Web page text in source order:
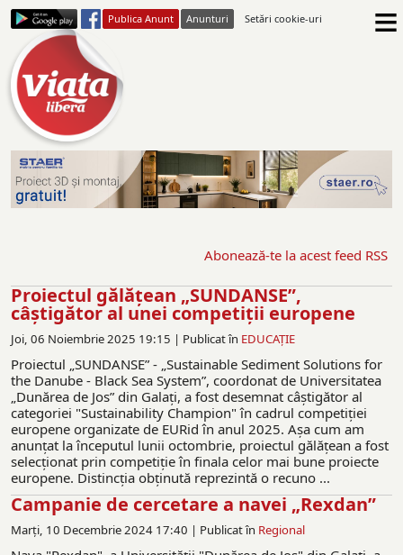
Publica Anunt Anunturi Setări cookie-uri ≡
Abonează-te la acest feed RSS
Proiectul gălăţean „SUNDANSE”,
câștigător al unei competiții europene
Joi, 06 Noiembrie 2025 19:15 | Publicat în EDUCAŢIE
Proiectul „SUNDANSE” - „Sustainable Sediment Solutions for
the Danube - Black Sea System”, coordonat de Universitatea
„Dunărea de Jos” din Galați, a fost desemnat câștigător al
categoriei "Sustainability Champion" în cadrul competiției
europene organizate de EURid în anul 2025. Așa cum am
anunțat la începutul lunii octombrie, proiectul gălăţean a fost
selecționat prin competiție în finala celor mai bune proiecte
europene. Distincția obținută reprezintă o recuno ...
Campanie de cercetare a navei „Rexdan”
Marți, 10 Decembrie 2024 17:40 | Publicat în Regional